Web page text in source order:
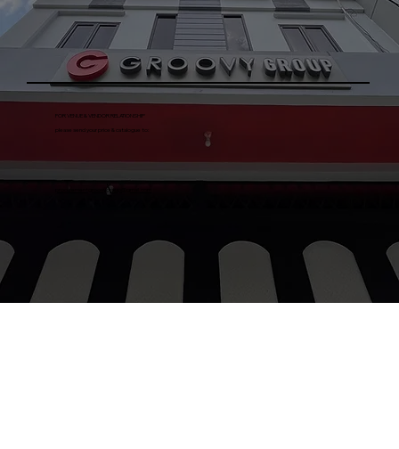
FOR VENUE & VENDOR RELATIONSHIP
please send your price & catalogue to:
procurementgroovygroup@gmail.com